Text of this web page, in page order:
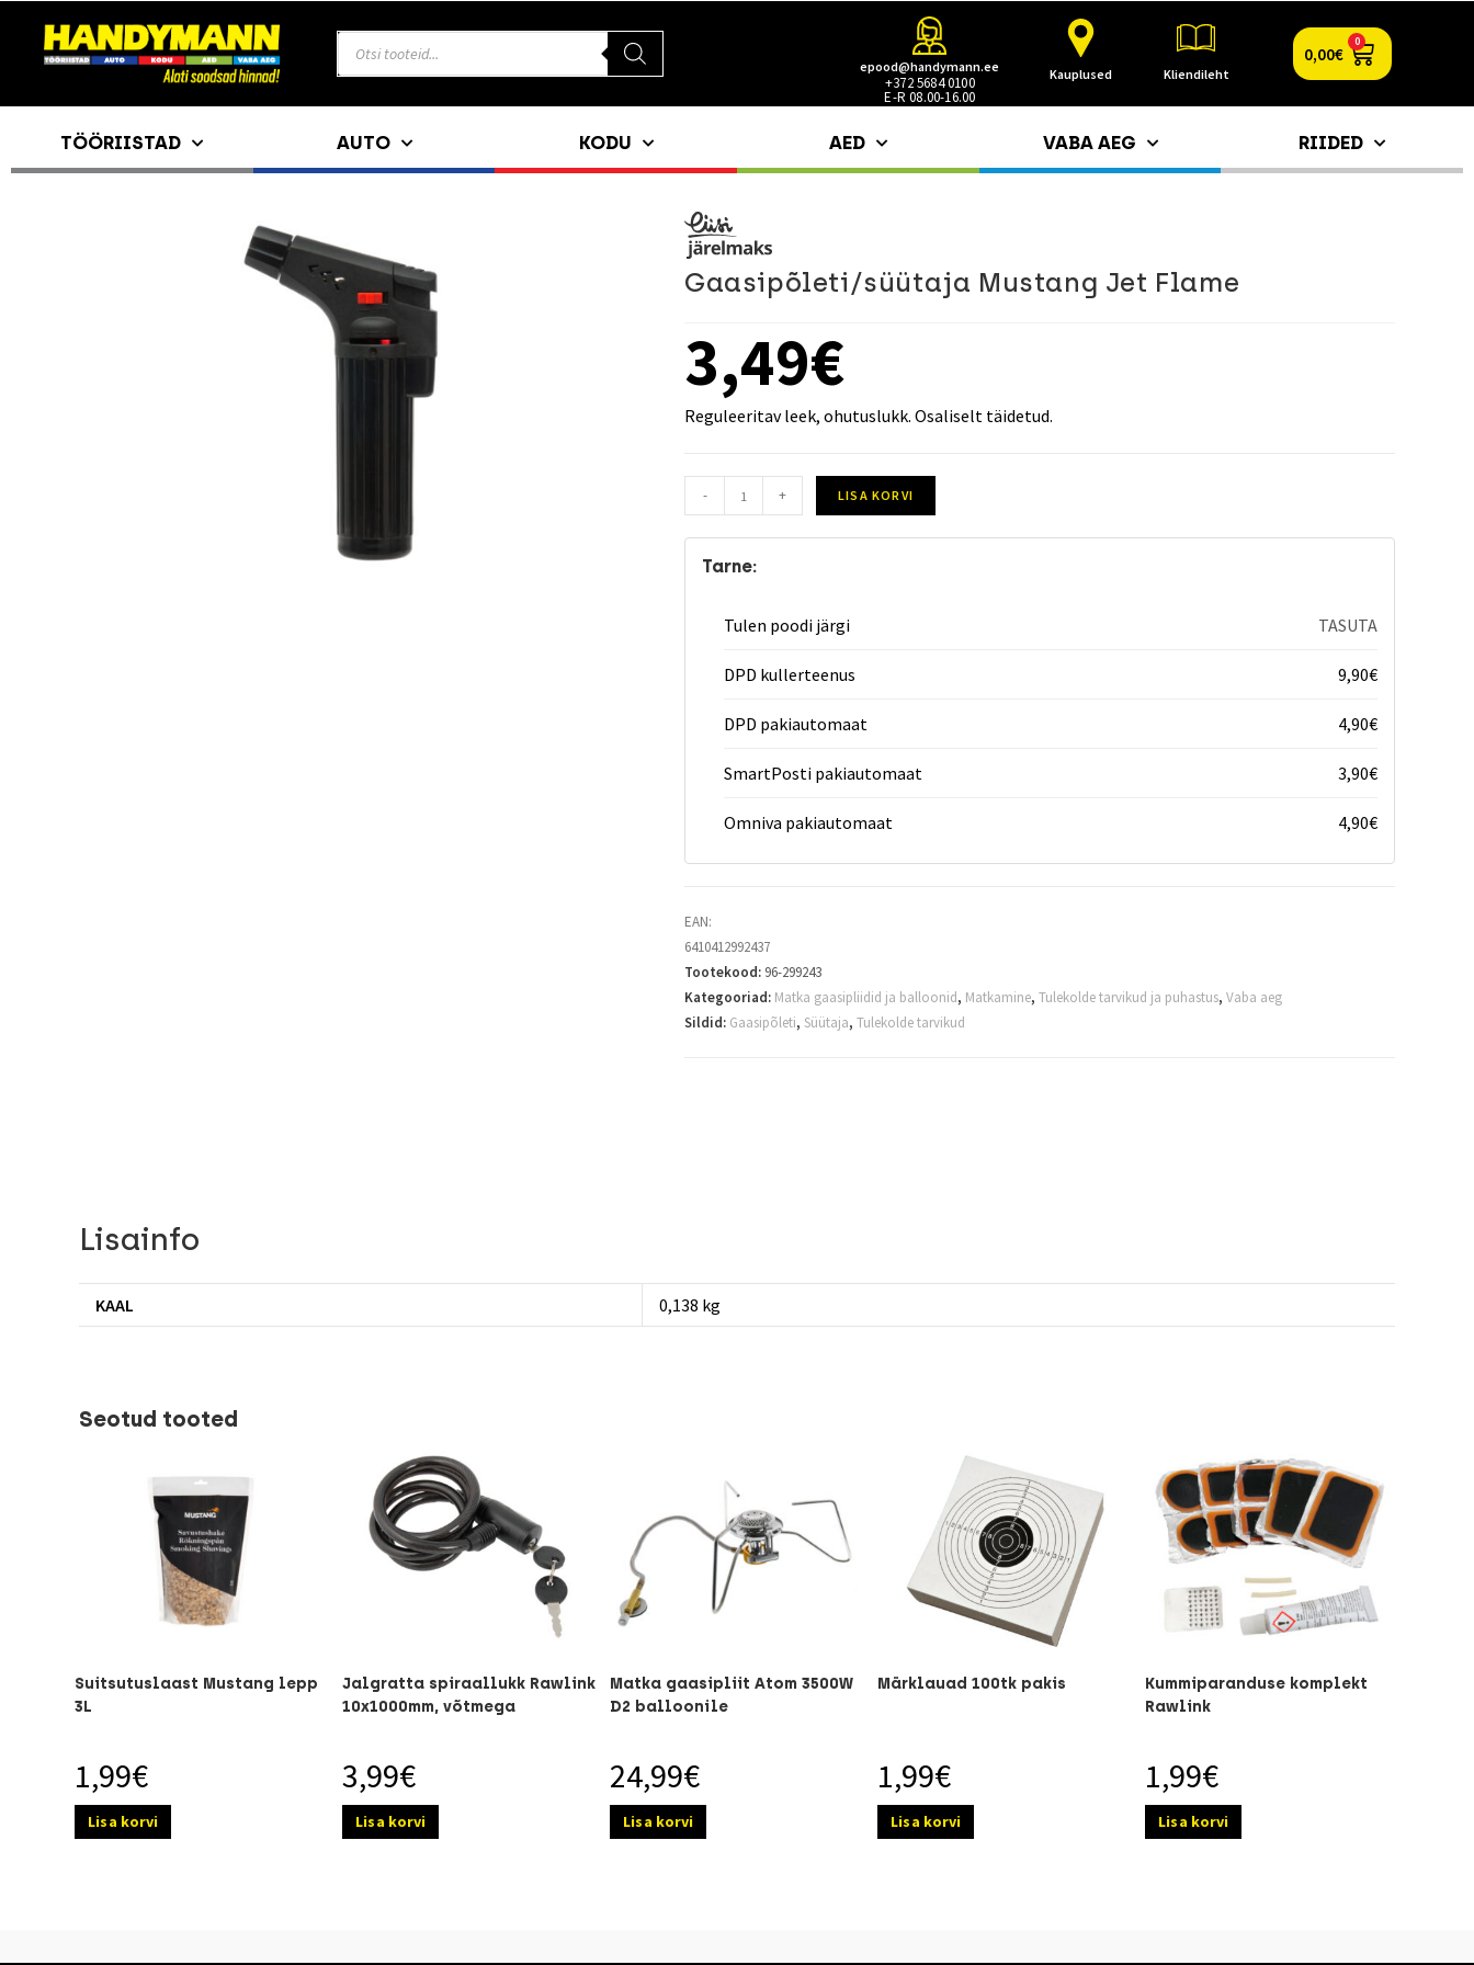
epood@handymann.ee
+372 5684 0100
E-R 08.00-16.00
Kauplused Kliendileht
0,00€
0
TÖÖRIISTAD AUTO KODU AED VABA AEG RIIDED
Gaasipõleti/süütaja Mustang Jet Flame
3,49€
Reguleeritav leek, ohutuslukk. Osaliselt täidetud.
- + LISA KORVI
Tarne:
Tulen poodi järgi TASUTA
DPD kullerteenus 9,90€
DPD pakiautomaat 4,90€
SmartPosti pakiautomaat 3,90€
Omniva pakiautomaat 4,90€
EAN:
6410412992437
Tootekood: 96-299243
Kategooriad: Matka gaasipliidid ja balloonid, Matkamine, Tulekolde tarvikud ja puhastus, Vaba aeg
Sildid: Gaasipõleti, Süütaja, Tulekolde tarvikud
Lisainfo
KAAL 0,138 kg
Seotud tooted
Suitsutuslaast Mustang lepp
3L
1,99€
Lisa korvi
Jalgratta spiraallukk Rawlink
10x1000mm, võtmega
3,99€
Lisa korvi
Matka gaasipliit Atom 3500W
D2 balloonile
24,99€
Lisa korvi
Märklauad 100tk pakis
1,99€
Lisa korvi
Kummiparanduse komplekt
Rawlink
1,99€
Lisa korvi